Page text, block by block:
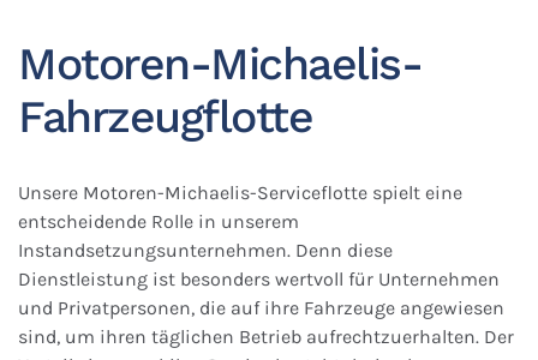
Motoren-Michaelis-
Fahrzeugflotte
Unsere Motoren-Michaelis-Serviceflotte spielt eine
entscheidende Rolle in unserem
Instandsetzungsunternehmen. Denn diese
Dienstleistung ist besonders wertvoll für Unternehmen
und Privatpersonen, die auf ihre Fahrzeuge angewiesen
sind, um ihren täglichen Betrieb aufrechtzuerhalten. Der